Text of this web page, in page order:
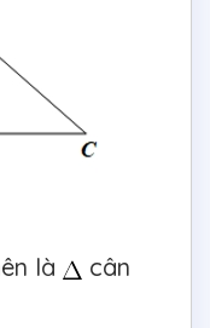
là
cân